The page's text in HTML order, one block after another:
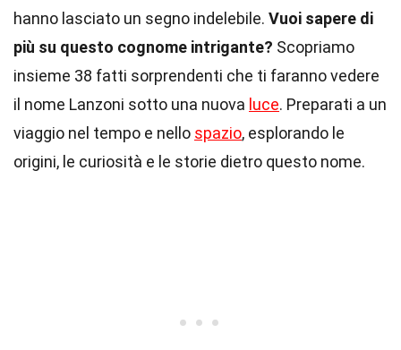
hanno lasciato un segno indelebile. Vuoi sapere di
più su questo cognome intrigante? Scopriamo
insieme 38 fatti sorprendenti che ti faranno vedere
il nome Lanzoni sotto una nuova luce. Preparati a un
viaggio nel tempo e nello spazio, esplorando le
origini, le curiosità e le storie dietro questo nome.